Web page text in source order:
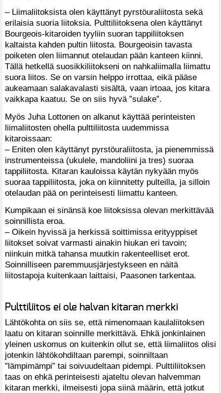
– Liimaliitoksista olen käyttänyt pyrstöuraliitosta sekä
erilaisia suoria liitoksia. Pulttiliitoksena olen käyttänyt
Bourgeois-kitaroiden tyyliin suoran tappiliitoksen
kaltaista kahden pultin liitosta. Bourgeoisin tavasta
poiketen olen liimannut otelaudan pään kanteen kiinni.
Tällä hetkellä suosikkiliitokseni on nahkaliimalla liimattu
suora liitos. Se on varsin helppo irrottaa, eikä pääse
aukeamaan salakavalasti sisältä, vaan irtoaa, jos kitara
vaikkapa kaatuu. Se on siis hyvä ”sulake”.
Myös Juha Lottonen on alkanut käyttää perinteisten
liimaliitosten ohella pulttiliitosta uudemmissa
kitaroissaan:
– Eniten olen käyttänyt pyrstöuraliitosta, ja pienemmissä
instrumenteissa (ukulele, mandoliini ja tres) suoraa
tappiliitosta. Kitaran kauloissa käytän nykyään myös
suoraa tappiliitosta, joka on kiinnitetty pulteilla, ja silloin
otelaudan pää on perinteisesti liimattu kanteen.
Kumpikaan ei sinänsä koe liitoksissa olevan merkittävää
soinnillista eroa.
– Oikein hyvissä ja herkissä soittimissa erityyppiset
liitokset soivat varmasti ainakin hiukan eri tavoin;
niinkuin mitkä tahansa muutkin rakenteelliset erot.
Soinnilliseen paremmuusjärjestykseen en näitä
liitostapoja kuitenkaan laittaisi, Paasonen tarkentaa.
Pulttiliitos ei ole halvan kitaran merkki
Lähtökohta on siis se, että nimenomaan kaulaliitoksen
laatu on kitaran soinnille merkittävä. Ehkä jonkinlainen
yleinen uskomus on kuitenkin ollut se, että liimaliitos olisi
jotenkin lähtökohdiltaan parempi, soinniltaan
”lämpimämpi” tai soivuudeltaan pidempi. Pulttiliitoksen
taas on ehkä perinteisesti ajateltu olevan halvemman
kitaran merkki, ilmeisesti jopa siinä määrin, että jotkut